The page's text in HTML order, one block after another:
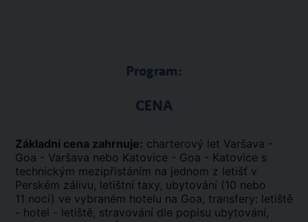
Program:
CENA
Základní cena zahrnuje: charterový let Varšava -
Goa - Varšava nebo Katovice - Goa - Katovice s
technickým mezipřistáním na jednom z letišť v
Perském zálivu, letištní taxy, ubytování (10 nebo
11 nocí) ve vybraném hotelu na Goa, transfery: letiště
- hotel - letiště, stravování dle popisu ubytování,